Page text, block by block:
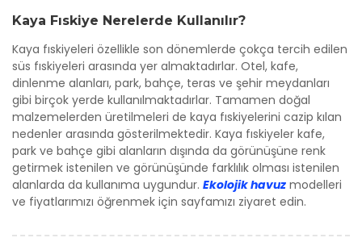
Kaya Fıskiye Nerelerde Kullanılır?
Kaya fıskiyeleri özellikle son dönemlerde çokça tercih edilen
süs fıskiyeleri arasında yer almaktadırlar. Otel, kafe,
dinlenme alanları, park, bahçe, teras ve şehir meydanları
gibi birçok yerde kullanılmaktadırlar. Tamamen doğal
malzemelerden üretilmeleri de kaya fıskiyelerini cazip kılan
nedenler arasında gösterilmektedir. Kaya fıskiyeler kafe,
park ve bahçe gibi alanların dışında da görünüşüne renk
getirmek istenilen ve görünüşünde farklılık olması istenilen
alanlarda da kullanıma uygundur. Ekolojik havuz modelleri
ve fiyatlarımızı öğrenmek için sayfamızı ziyaret edin.